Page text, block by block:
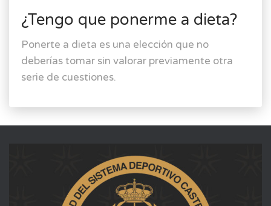
¿Tengo que ponerme a dieta?
Ponerte a dieta es una elección que no
deberías tomar sin valorar previamente otra
serie de cuestiones.